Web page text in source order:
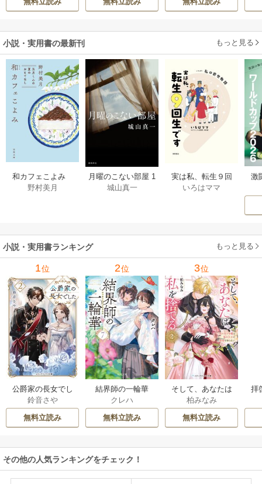
か溺愛してきます
す！ ～聖女に嵌め
二度目は串刺し回
小説・実用書の最新刊 もっと見る
和カフェこよみ
五月くんの夏のお
野村美月
月曜のこない部屋 1
巻
城山真一
実は私、転生９回
生です マンガ
いろはママ
激
小説・実用書ランキング もっと見る
1位
公爵家の長女でし
た
鈴音さや
無料立読み
2位
結界師の一輪華
クレハ
無料立読み
3位
そして、あなたは
私を捨てる
柏みなみ
無料立読み
拝
その他の人気ランキングをチェック！